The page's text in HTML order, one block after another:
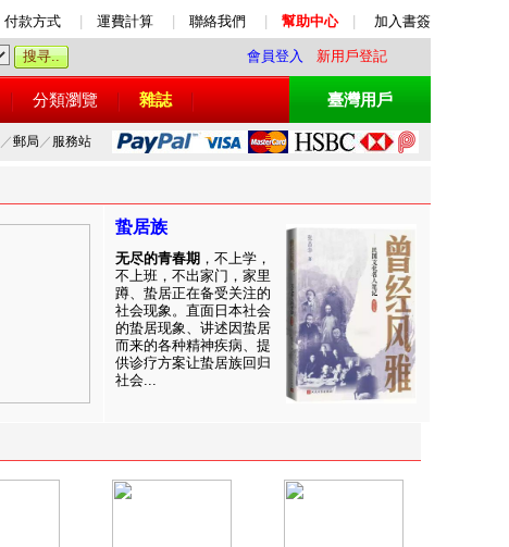
付款方式 運費計算 聯絡我們 幫助中心 加入書簽
會員登入 新用戶登記
分類瀏覽 雜誌 臺灣用戶
／郵局 ／ 服務站
蛰居族
无尽的青春期 ，不上学，
不上班，不出家门，家里
蹲、蛰居正在备受关注的
社会现象。直面日本社会
的蛰居现象、讲述因蛰居
而来的各种精神疾病、提
供诊疗方案让蛰居族回归
社会...